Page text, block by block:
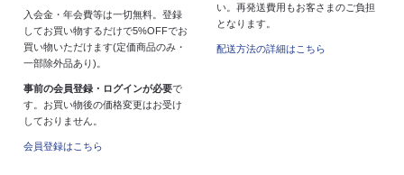
入会金・年会費等は一切無料。登録
してお買い物するだけで5%OFFでお
買い物いただけます(定価商品のみ・
一部除外品あり)。
事前の会員登録・ログインが必要で
す。お買い物後の価格変更はお受け
しておりません。
会員登録はこちら
い。再発送費用もお客さまのご負担
となります。
配送方法の詳細はこちら